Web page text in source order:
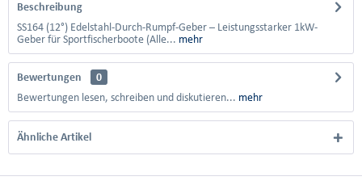
Beschreibung
SS164 (12°) Edelstahl-Durch-Rumpf-Geber – Leistungsstarker 1kW-
Geber für Sportfischerboote (Alle... mehr
Bewertungen
0
Bewertungen lesen, schreiben und diskutieren... mehr
Ähnliche Artikel